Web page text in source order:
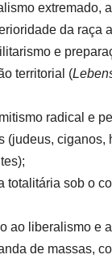
extremado,
da raça
e
territorial (
radical e
(judeus, ciganos,
totalitária sob o
ao liberalismo e
de massas,